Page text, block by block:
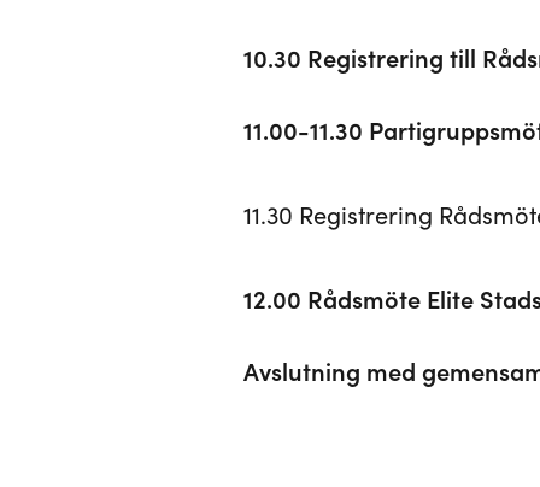
10.30 Registrering till
11.00-11.30
11.30 Registrering
12.00 Rådsmöte Elite
Avslutning med